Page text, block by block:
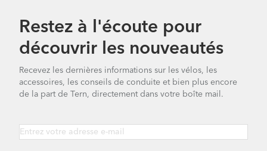
Restez à l'écoute pour
découvrir les nouveautés
Recevez les dernières informations sur les vélos, les
accessoires, les conseils de conduite et bien plus encore
de la part de Tern, directement dans votre boîte mail.